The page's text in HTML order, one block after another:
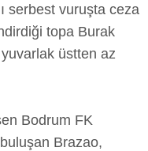
serbest vuruşta ceza
topa Burak
yuvarlak üstten az
Bodrum FK
Brazao,